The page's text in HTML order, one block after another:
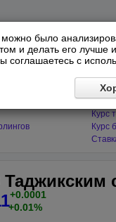
было
и делать его лучше
соглашаетесь с
Курс
Курс
Курс
+0.0001
+0.01%